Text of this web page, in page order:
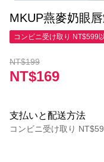
MKUP燕麥奶眼
コンビニ受け取り NT$599
NT$199
NT$169
支払いと配送方法
コンビニ受け取り